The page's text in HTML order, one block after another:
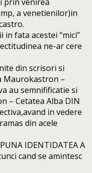
a venetienilor)in
fata acestei “mici”
ne-ar cere
din scrisori si
Maurokastron –
au semnifificatie si
– Cetatea Alba DIN
in vedere
din acele
IDENTIDATEA A
cand se amintesc